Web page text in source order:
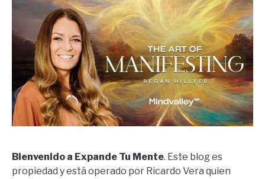
Bienvenido a Expande Tu Mente. Este blog es
propiedad y está operado por Ricardo Vera quien